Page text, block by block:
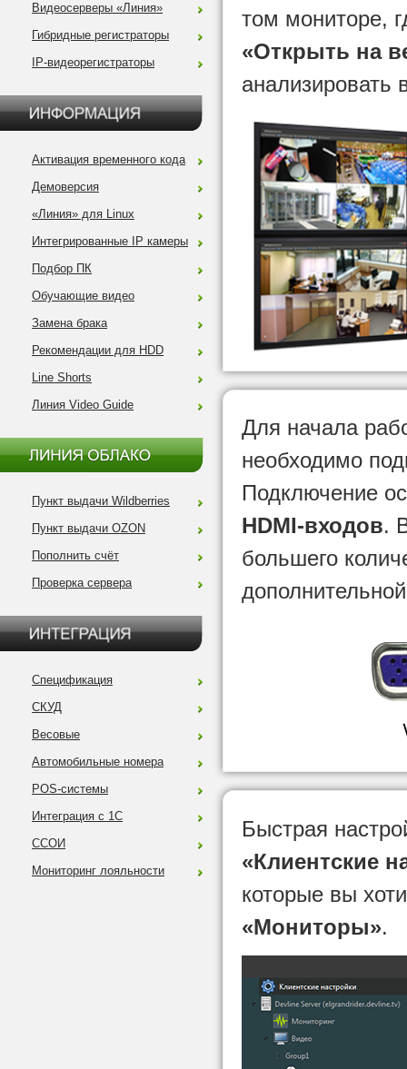
Видеосерверы «Линия»
Гибридные регистраторы
IP-видеорегистраторы
Активация временного кода
Демоверсия
«Линия» для Linux
Интегрированные IP камеры
Подбор ПК
Обучающие видео
Замена брака
Рекомендации для HDD
Line Shorts
Линия Video Guide
Пункт выдачи Wildberries
Пункт выдачи OZON
Пополнить счёт
Проверка сервера
Спецификация
СКУД
Весовые
Автомобильные номера
POS-системы
Интеграция с 1С
ССОИ
Мониторинг лояльности
том мониторе,
«Открыть на
анализировать
Для начала
необходимо
Подключение
HDMI-входов.
большего
Быстрая
«Клиентские
которые вы
«Мониторы».